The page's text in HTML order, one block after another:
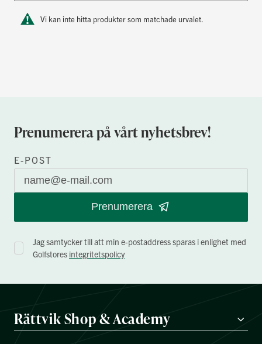
Vi kan inte hitta produkter som matchade urvalet.
Prenumerera på vårt nyhetsbrev!
E-POST
Prenumerera
Jag samtycker till att min e-postaddress sparas i enlighet med
Golfstores integritetspolicy
Rättvik Shop & Academy